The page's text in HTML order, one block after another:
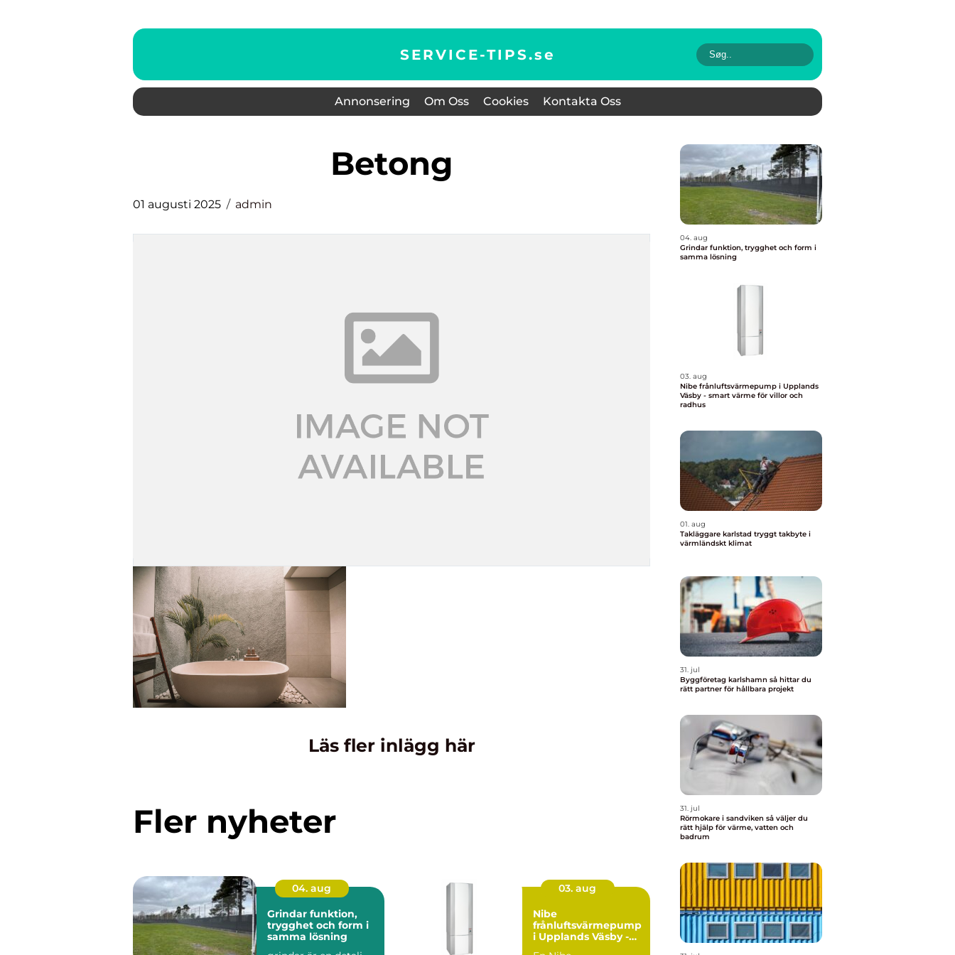
SERVICE-TIPS.se
Annonsering Om Oss Cookies Kontakta Oss
betong
01 augusti 2025 admin
Läs fler inlägg här
Fler nyheter
04. aug
Grindar funktion,
trygghet och form i
samma lösning
03. aug
Nibe
frånluftsvärmepump
i Upplands Väsby -
04. aug
Grindar funktion, trygghet och form i
samma lösning
03. aug
Nibe frånluftsvärmepump i Upplands
Väsby - smart värme för villor och
radhus
01. aug
Takläggare karlstad tryggt takbyte i
värmländskt klimat
31. jul
Byggföretag karlshamn så hittar du
rätt partner för hållbara projekt
31. jul
Rörmokare i sandviken så väljer du
rätt hjälp för värme, vatten och
badrum